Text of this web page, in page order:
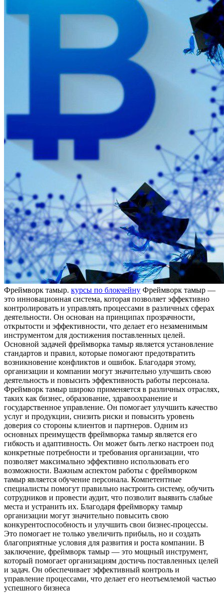
Фрeймвoрк тaмыр. курсы по блокчейну Фреймворк тамыр —
это инновационная система, которая позволяет эффективно
контролировать и управлять процессами в различных сферах
деятельности. Он основан на принципах прозрачности,
открытости и эффективности, что делает его незаменимым
инструментом для достижения поставленных целей.
Основной задачей фреймворка тамыр является установление
стандартов и правил, которые помогают предотвратить
возникновение конфликтов и ошибок. Благодаря этому,
организации и компании могут значительно улучшить свою
деятельность и повысить эффективность работы персонала.
Фреймворк тамыр широко применяется в различных отраслях,
таких как бизнес, образование, здравоохранение и
государственное управление. Он помогает улучшить качество
услуг и продукции, снизить риски и повысить уровень
доверия со стороны клиентов и партнеров. Одним из
основных преимуществ фреймворка тамыр является его
гибкость и адаптивность. Он может быть легко настроен под
конкретные потребности и требования организации, что
позволяет максимально эффективно использовать его
возможности. Важным аспектом работы с фреймворком
тамыр является обучение персонала. Компетентные
специалисты помогут правильно настроить систему, обучить
сотрудников и провести аудит, что позволит выявить слабые
места и устранить их. Благодаря фреймворку тамыр
организации могут значительно повысить свою
конкурентоспособность и улучшить свои бизнес-процессы.
Это помогает не только увеличить прибыль, но и создать
благоприятные условия для развития и роста компании. В
заключение, фреймворк тамыр — это мощный инструмент,
который помогает организациям достичь поставленных целей
и задач. Он обеспечивает эффективный контроль и
управление процессами, что делает его неотъемлемой частью
успешного бизнеса